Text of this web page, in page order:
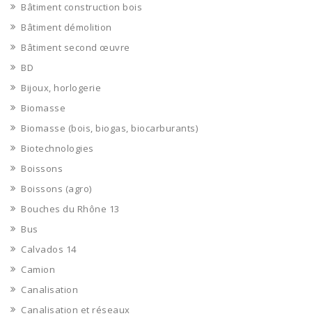
Bâtiment construction bois
Bâtiment démolition
Bâtiment second œuvre
BD
Bijoux, horlogerie
Biomasse
Biomasse (bois, biogas, biocarburants)
Biotechnologies
Boissons
Boissons (agro)
Bouches du Rhône 13
Bus
Calvados 14
Camion
Canalisation
Canalisation et réseaux